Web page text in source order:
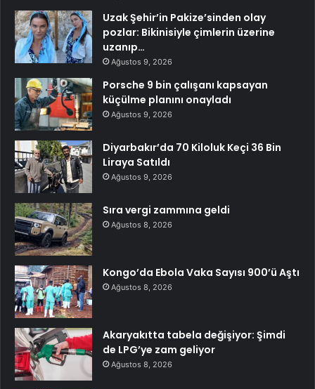
Uzak Şehir’in Pakize’sinden olay
pozlar: Bikinisiyle çimlerin üzerine
uzanıp…
Ağustos 9, 2026
Porsche 9 bin çalışanı kapsayan
küçülme planını onayladı
Ağustos 9, 2026
Diyarbakır’da 70 Kiloluk Keçi 36 Bin
Liraya Satıldı
Ağustos 9, 2026
Sıra vergi zammına geldi
Ağustos 8, 2026
Kongo’da Ebola Vaka Sayısı 900’ü Aştı
Ağustos 8, 2026
Akaryakıtta tabela değişiyor: Şimdi
de LPG’ye zam geliyor
Ağustos 8, 2026